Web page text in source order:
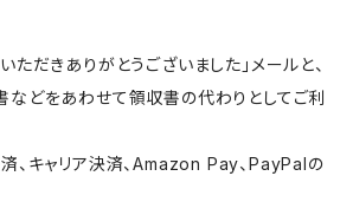
ただきありがとうございました」メールと、
などをあわせて領収書の代わりとしてご利
、キャリア決済、Amazon Pay、PayPalの